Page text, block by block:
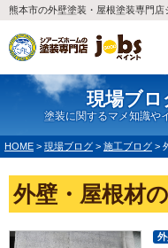
熊本市の外壁塗装・屋根塗装専門店
現場ブロ
塗装に関するマメ知識や
HOME > 現場ブログ > 施工ブログ >
外壁・屋根材